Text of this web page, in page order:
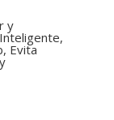
y
Evita